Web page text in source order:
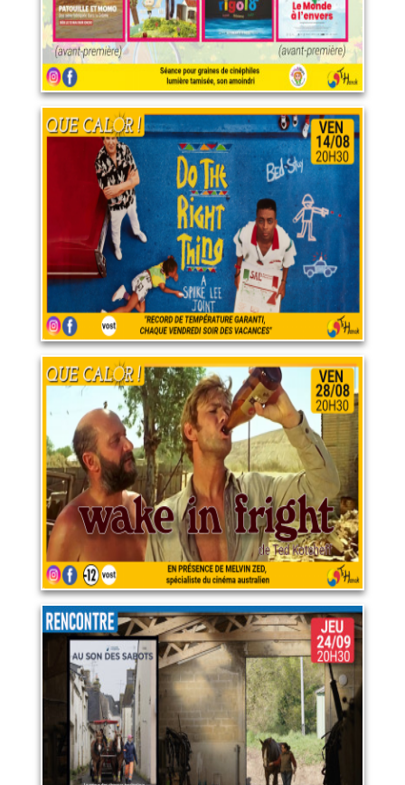
Do the Right Thing
14 août 2026
LIRE PLUS
Wake in Fright
28 août 2026
LIRE PLUS
Au son des sabots
24 septembre 2026
LIRE PLUS